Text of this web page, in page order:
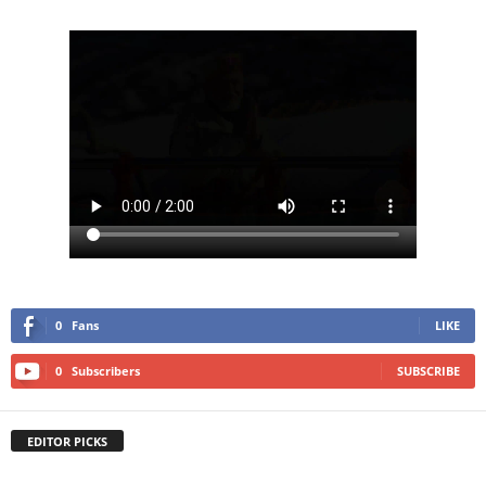
0 Fans LIKE
0 Subscribers SUBSCRIBE
EDITOR PICKS